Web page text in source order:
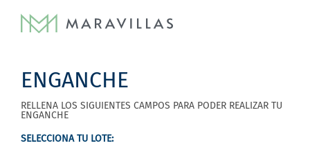
ENGANCHE
RELLENA LOS SIGUIENTES CAMPOS PARA PODER REALIZAR TU
ENGANCHE
SELECCIONA TU LOTE: